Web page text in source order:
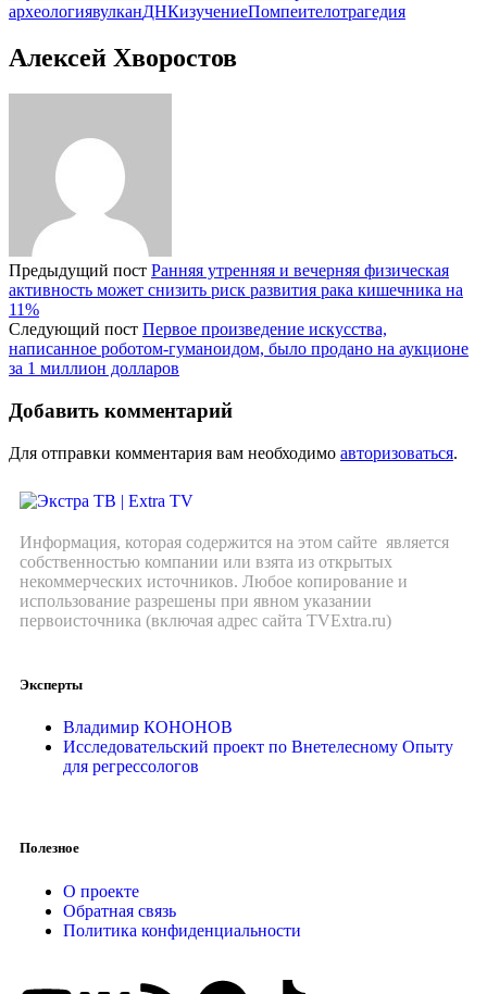
археологиявулканДНКизучениеПомпеителотрагедия
Алексей Хворостов
Предыдущий пост Ранняя утренняя и вечерняя физическая
активность может снизить риск развития рака кишечника на
11%
Следующий пост Первое произведение искусства,
написанное роботом-гуманоидом, было продано на аукционе
за 1 миллион долларов
Добавить комментарий
Для отправки комментария вам необходимо авторизоваться.
Информация, которая содержится на этом сайте является
собственностью компании или взята из открытых
некоммерческих источников. Любое копирование и
использование разрешены при явном указании
первоисточника (включая адрес сайта TVExtra.ru)
Эксперты
Владимир КОНОНОВ
Исследовательский проект по Внетелесному Опыту
для регрессологов
Полезное
О проекте
Обратная связь
Политика конфиденциальности